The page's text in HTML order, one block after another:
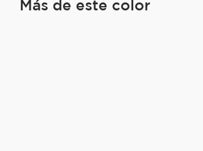
Más de este color